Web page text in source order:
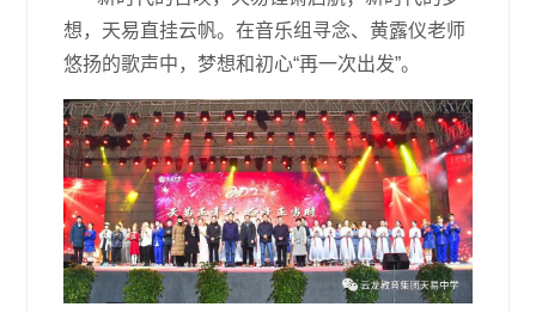
想，天易直挂云帆。在音乐组寻念、黄露仪老师
悠扬的歌声中，梦想和初心“再一次出发”。